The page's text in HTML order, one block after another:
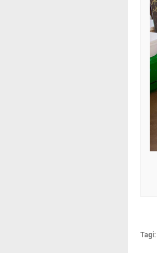
Tagi: